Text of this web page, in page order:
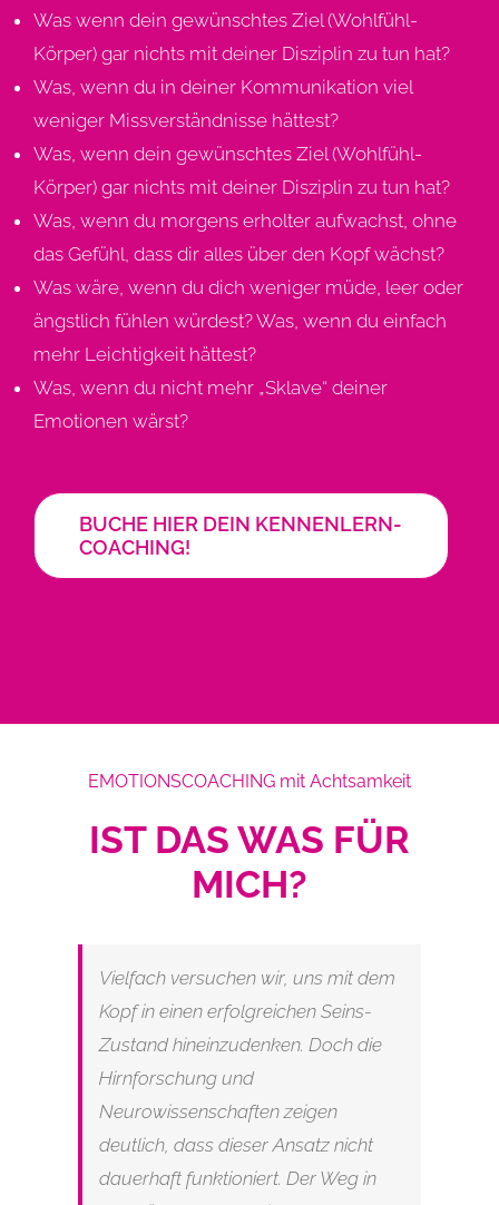
Was wenn dein gewünschtes Ziel (Wohlfühl-
Körper) gar nichts mit deiner Disziplin zu tun hat?
Was, wenn du in deiner Kommunikation viel
weniger Missverständnisse hättest?
Was, wenn dein gewünschtes Ziel (Wohlfühl-
Körper) gar nichts mit deiner Disziplin zu tun hat?
Was, wenn du morgens erholter aufwachst, ohne
das Gefühl, dass dir alles über den Kopf wächst?
Was wäre, wenn du dich weniger müde, leer oder
ängstlich fühlen würdest? Was, wenn du einfach
mehr Leichtigkeit hättest?
Was, wenn du nicht mehr „Sklave“ deiner
Emotionen wärst?
BUCHE HIER DEIN KENNENLERN-
COACHING!
EMOTIONSCOACHING mit Achtsamkeit
IST DAS WAS FÜR
MICH?
Vielfach versuchen wir, uns mit dem
Kopf in einen erfolgreichen Seins-
Zustand hineinzudenken. Doch die
Hirnforschung und
Neurowissenschaften zeigen
deutlich, dass dieser Ansatz nicht
dauerhaft funktioniert. Der Weg in